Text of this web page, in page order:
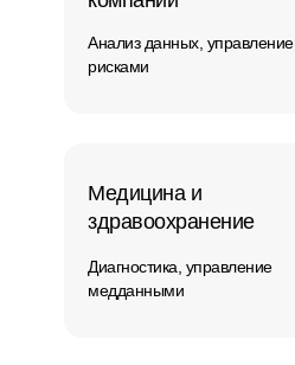
Анализ данных, управление
рисками
Медицина и
здравоохранение
Диагностика, управление
медданными